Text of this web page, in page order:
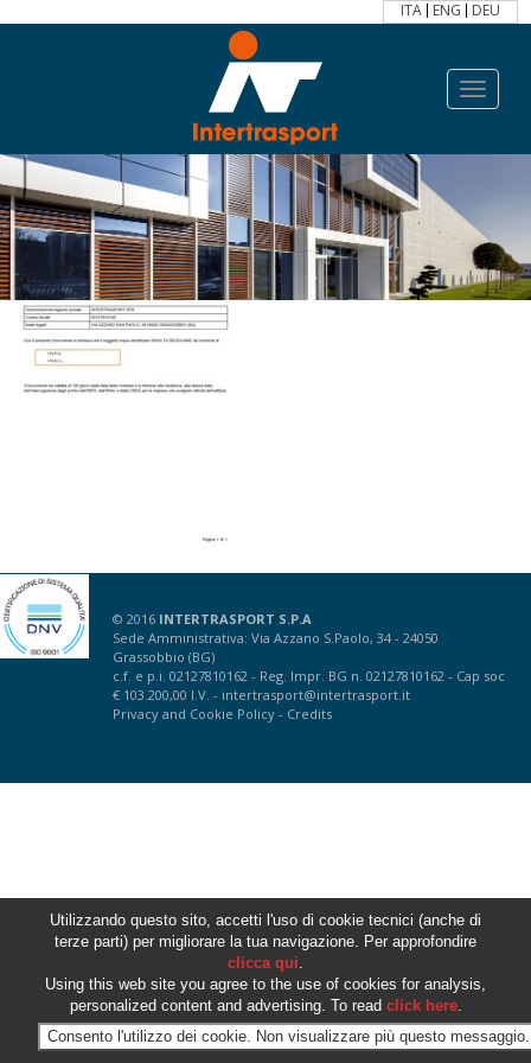
ITA ENG DEU
Toggle
© 2016 INTERTRASPORT S.P.A
Sede Amministrativa: Via Azzano S.Paolo, 34 - 24050
Grassobbio (BG)
c.f. e p.i. 02127810162 - Reg. Impr. BG n. 02127810162 - Cap soc
€ 103.200,00 I.V. - intertrasport@intertrasport.it
Privacyand Cookie Policy- Credits
Utilizzando questo sito, accetti l'uso di cookie tecnici (anche di
terze parti) per migliorare la tua navigazione. Per approfondire
clicca qui.
Using this web site you agree to the use of cookies for analysis,
personalized content and advertising. To read click here.